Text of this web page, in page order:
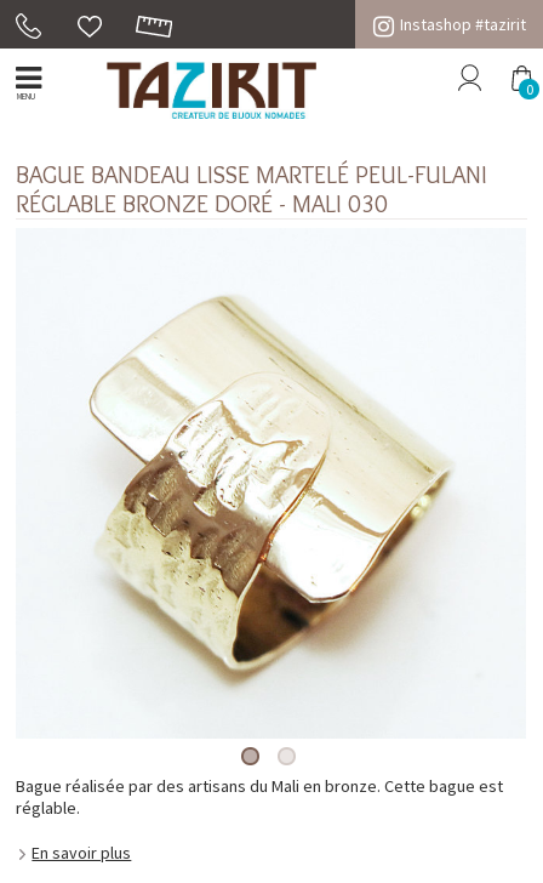
Instashop #tazirit
MENU 0
BAGUE BANDEAU LISSE MARTELÉ PEUL-FULANI
RÉGLABLE BRONZE DORÉ - MALI 030
Bague réalisée par des artisans du Mali en bronze. Cette bague est
réglable.
En savoir plus